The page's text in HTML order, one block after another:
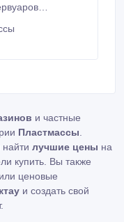
,
и частные
Пластмассы
лучшие цены на
купить. Вы также
или ценовые
и создать свой